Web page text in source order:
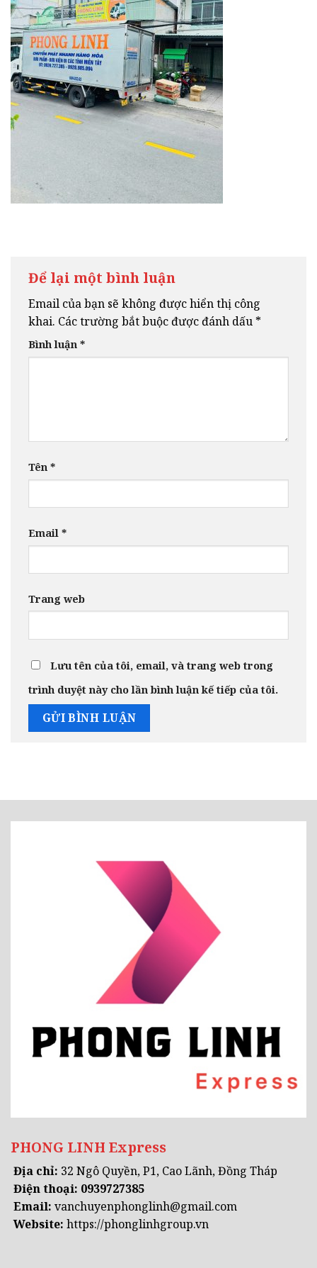
Để lại một bình luận
Email của bạn sẽ không được hiển thị công
khai. Các trường bắt buộc được đánh dấu *
Bình luận *
Tên *
Email *
Trang web
Lưu tên của tôi, email, và trang web trong
trình duyệt này cho lần bình luận kế tiếp của tôi.
PHONG LINH Express
Địa chỉ: 32 Ngô Quyền, P1, Cao Lãnh, Đồng Tháp
Điện thoại: 0939727385
Email: vanchuyenphonglinh@gmail.com
Website: https://phonglinhgroup.vn